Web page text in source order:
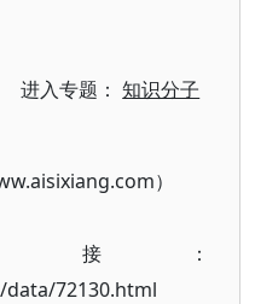
进入专题：知识分子
）
接：
72130.html